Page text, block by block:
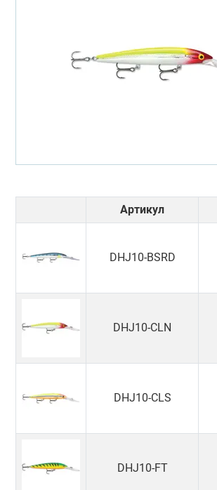
Артикул
DHJ10-BSRD
DHJ10-CLN
DHJ10-CLS
DHJ10-FT